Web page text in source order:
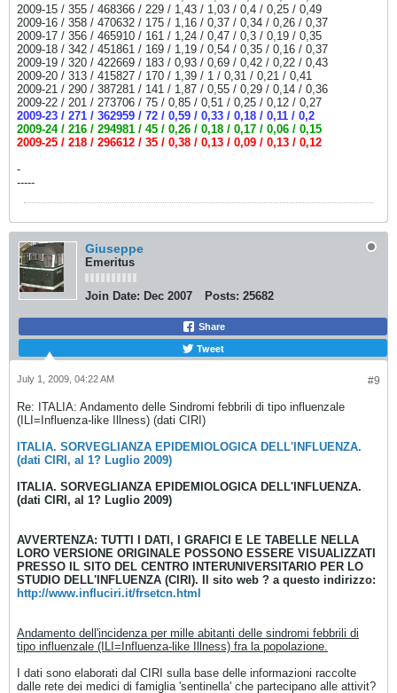
2009-15 / 355 / 468366 / 229 / 1,43 / 1,03 / 0,4 / 0,25 / 0,49
2009-16 / 358 / 470632 / 175 / 1,16 / 0,37 / 0,34 / 0,26 / 0,37
2009-17 / 356 / 465910 / 161 / 1,24 / 0,47 / 0,3 / 0,19 / 0,35
2009-18 / 342 / 451861 / 169 / 1,19 / 0,54 / 0,35 / 0,16 / 0,37
2009-19 / 320 / 422669 / 183 / 0,93 / 0,69 / 0,42 / 0,22 / 0,43
2009-20 / 313 / 415827 / 170 / 1,39 / 1 / 0,31 / 0,21 / 0,41
2009-21 / 290 / 387281 / 141 / 1,87 / 0,55 / 0,29 / 0,14 / 0,36
2009-22 / 201 / 273706 / 75 / 0,85 / 0,51 / 0,25 / 0,12 / 0,27
2009-23 / 271 / 362959 / 72 / 0,59 / 0,33 / 0,18 / 0,11 / 0,2
2009-24 / 216 / 294981 / 45 / 0,26 / 0,18 / 0,17 / 0,06 / 0,15
2009-25 / 218 / 296612 / 35 / 0,38 / 0,13 / 0,09 / 0,13 / 0,12
-
-----
Giuseppe
Emeritus
Join Date: Dec 2007 Posts: 25682
Share
Tweet
#9
July 1, 2009, 04:22 AM
Re: ITALIA: Andamento delle Sindromi febbrili di tipo influenzale
(ILI=Influenza-like Illness) (dati CIRI)
ITALIA. SORVEGLIANZA EPIDEMIOLOGICA DELL'INFLUENZA.
(dati CIRI, al 1? Luglio 2009)
ITALIA. SORVEGLIANZA EPIDEMIOLOGICA DELL'INFLUENZA.
(dati CIRI, al 1? Luglio 2009)
AVVERTENZA: TUTTI I DATI, I GRAFICI E LE TABELLE NELLA
LORO VERSIONE ORIGINALE POSSONO ESSERE VISUALIZZATI
PRESSO IL SITO DEL CENTRO INTERUNIVERSITARIO PER LO
STUDIO DELL'INFLUENZA (CIRI). Il sito web ? a questo indirizzo:
http://www.influciri.it/frsetcn.html
Andamento dell'incidenza per mille abitanti delle sindromi febbrili di
tipo influenzale (ILI=Influenza-like Illness) fra la popolazione.
I dati sono elaborati dal CIRI sulla base delle informazioni raccolte
dalle rete dei medici di famiglia 'sentinella' che partecipano alle attivit?